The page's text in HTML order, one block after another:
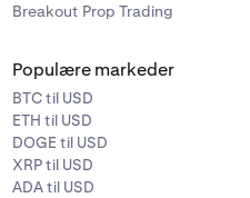
Breakout Prop Trading
Populære markeder
BTC til USD
ETH til USD
DOGE til USD
XRP til USD
ADA til USD